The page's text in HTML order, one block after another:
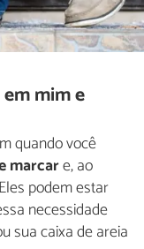
mim e
quando você
marcare, ao
podem estar
necessidade
sua caixa de areia